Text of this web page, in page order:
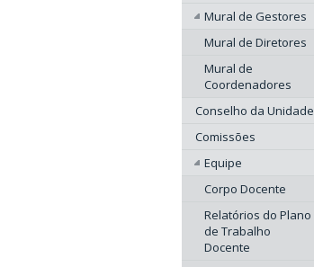
Mural de Gestores
Mural de Diretores
Mural de
Coordenadores
Conselho da Unidade
Comissões
Equipe
Corpo Docente
Relatórios do Plano
de Trabalho
Docente